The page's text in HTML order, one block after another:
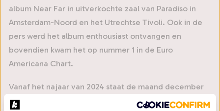
album Near Far in uitverkochte zaal van Paradiso in
Amsterdam-Noord en het Utrechtse Tivoli. Ook in de
pers werd het album enthousiast ontvangen en
bovendien kwam het op nummer 1 in de Euro
Americana Chart.
Vanaf het najaar van 2024 staat de maand december
elk jaar in het teken van 'A Celtic Winter', een